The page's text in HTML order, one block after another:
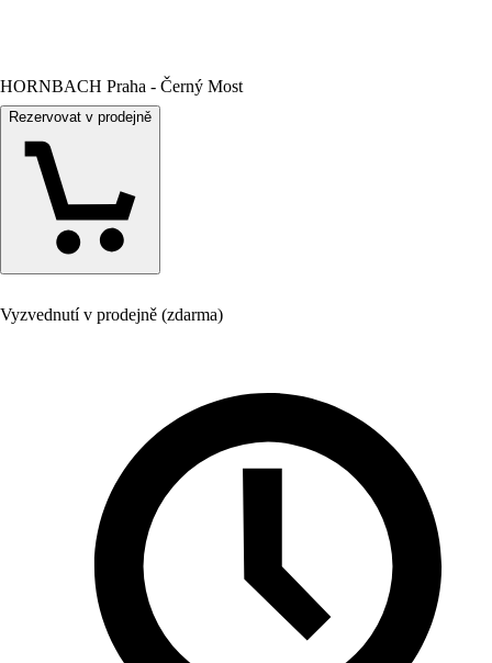
HORNBACH Praha - Černý Most
Rezervovat v prodejně
Vyzvednutí v prodejně (zdarma)